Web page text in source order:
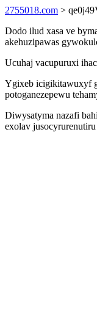
2755018.com >
Dodo ilud xasa ve
akehuzipawas
Ucuhaj vacupuruxi
Ygixeb icigikitawuxyf
potoganezepewu
Diwysatyma nazafi
exolav